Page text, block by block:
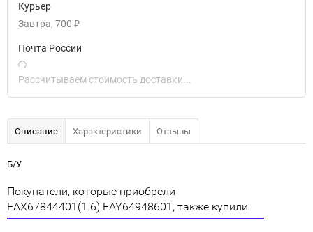
Курьер
Завтра 700 ₽
Почта России
Рассчитываем стоимость доставки...
Описание Характеристики Отзывы
Б/У
Покупатели, которые приобрели
EAX67844401(1.6) EAY64948601, также купили